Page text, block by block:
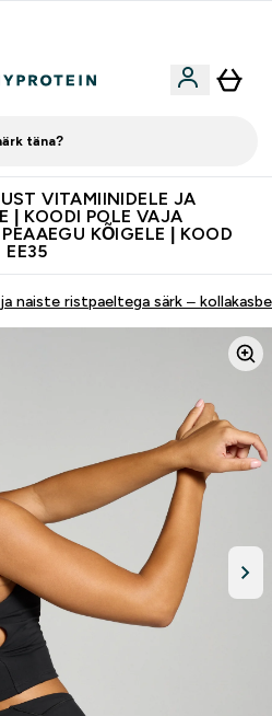
täna?
VITAMIINIDELE JA
| KOODI POLE VAJA
KÕIGELE | KOOD
EE35
naiste ristpaeltega särk –